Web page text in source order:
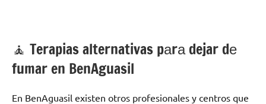
🧘 ‍Terapias alternativas pаrа dejar dе
fumar en BenAguasil
En BenAguasil existen otros profesionales у centros quе